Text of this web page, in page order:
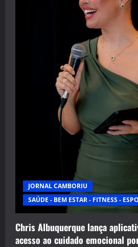
JORNAL CAMBORIU
SAÚDE - BEM ESTAR - FITNESS -
Chris Albuquerque lança
acesso ao cuidado emocional